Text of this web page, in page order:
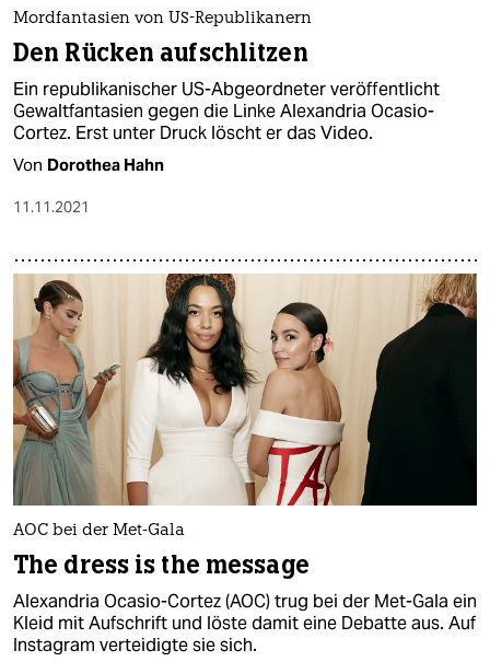
Mordfantasien von US-Republikanern
Den Rücken aufschlitzen
Ein republikanischer US-Abgeordneter veröffentlicht
Gewaltfantasien gegen die Linke Alexandria Ocasio-
Cortez. Erst unter Druck löscht er das Video.
Von Dorothea Hahn
11.11.2021
AOC bei der Met-Gala
The dress is the message
Alexandria Ocasio-Cortez (AOC) trug bei der Met-Gala ein
Kleid mit Aufschrift und löste damit eine Debatte aus. Auf
Instagram verteidigte sie sich.